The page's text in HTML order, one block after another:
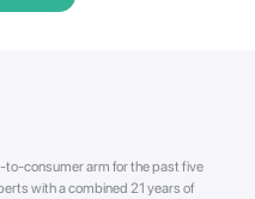
to-consumer arm for the past five
with a combined 21 years of